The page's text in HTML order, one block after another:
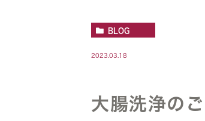
BLOG
2023.03.18
大腸洗浄の